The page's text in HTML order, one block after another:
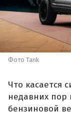
Фото Tank
Что касается
недавних пор
бензиновой